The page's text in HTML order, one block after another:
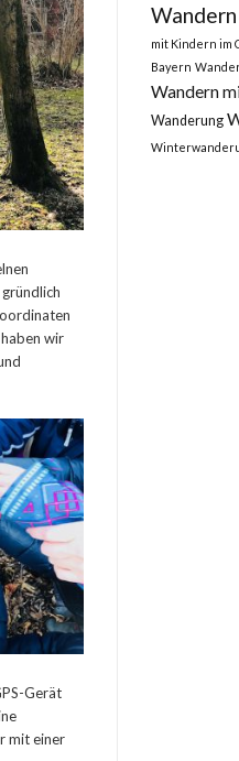
wir
Gerät
mit einer
Wandern
mit Kindern im
Bayern
Wandern
Wanderung